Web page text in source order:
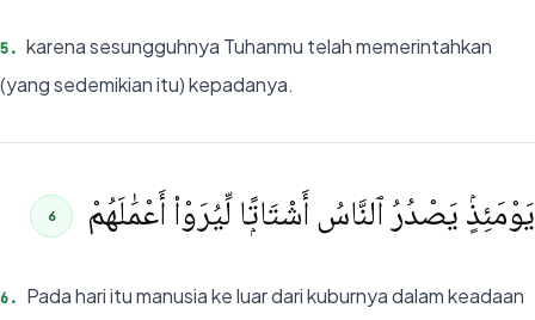
5. karena sesungguhnya Tuhanmu telah memerintahkan
(yang sedemikian itu) kepadanya.
يَوْمَئِذٍۢ يَصْدُرُ ٱلنَّاسُ أَشْتَاتًۭا لِّيُرَوْا۟ أَعْمَٰلَهُمْ 6
6.
Pada hari itu manusia ke luar dari kuburnya dalam keadaan